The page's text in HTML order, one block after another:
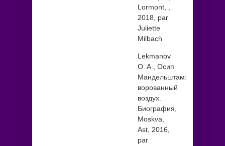
Lormont, ,
2018, par
Juliette
Milbach
Lekmanov
O. A., Осип
Мандельштам:
ворованный
воздух.
Биография,
Моskva,
Аst, 2016,
par